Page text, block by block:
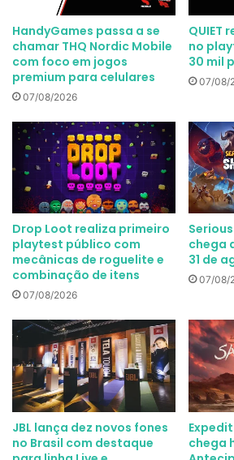
HandyGames passa a se
chamar THQ Nordic Mobile
com foco em jogos
premium para celulares
07/08/2026
QUIET
no
30 mil
07/08/
Drop Loot realiza primeiro
playtest público com
mecânicas de roguelite e
combinação de itens
07/08/2026
chega
31 de
07/08/
JBL lança dez novos fones
no Brasil com destaque
chega